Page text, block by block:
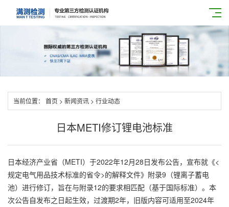
当前位置： 首页 > 新闻资讯 > 行业动态
日本METI修订锂电池标准
日本经济产业省（METI）于2022年12月28日发布公告，宣布就《<
规定电气用品技术标准的省令>的解释文件》附录9（锂离子蓄电
池）进行修订，旨在与附录12的要求相匹配（基于国际标准）。本
次公告自发布之日起生效，过渡期2年，旧版内容可适用至2024年